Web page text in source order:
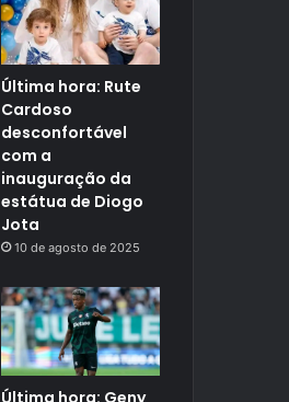
Última hora: Rute
Cardoso
desconfortável
com a
inauguração da
estátua de Diogo
Jota
10 de agosto de 2025